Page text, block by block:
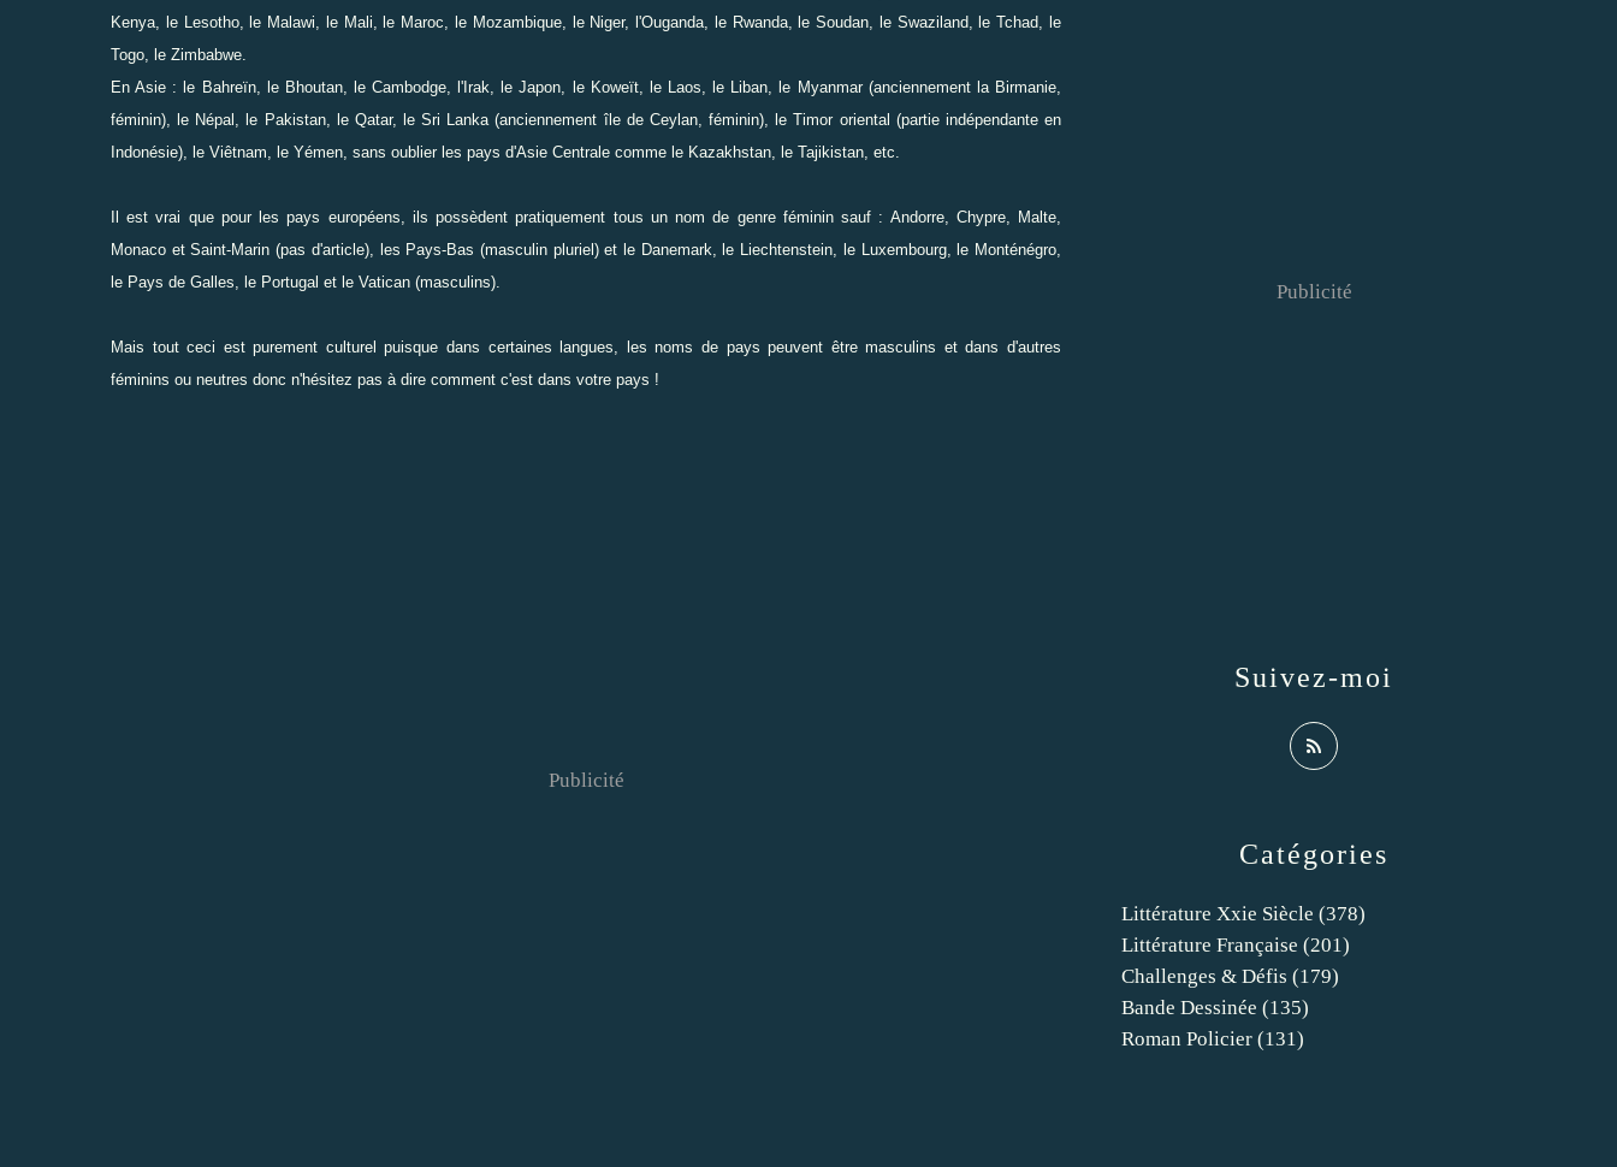
Kenya, le Lesotho, le Malawi, le Mali, le Maroc, le Mozambique, le Niger, l'Ouganda, le Rwanda, le Soudan, le Swaziland, le Tchad, le
Togo, le Zimbabwe.
En Asie : le Bahreïn, le Bhoutan, le Cambodge, l'Irak, le Japon, le Koweït, le Laos, le Liban, le Myanmar (anciennement la Birmanie,
féminin), le Népal, le Pakistan, le Qatar, le Sri Lanka (anciennement île de Ceylan, féminin), le Timor oriental (partie indépendante en
Indonésie), le Viêtnam, le Yémen, sans oublier les pays d'Asie Centrale comme le Kazakhstan, le Tajikistan, etc.
Il est vrai que pour les pays européens, ils possèdent pratiquement tous un nom de genre féminin sauf : Andorre, Chypre, Malte,
Monaco et Saint-Marin (pas d'article), les Pays-Bas (masculin pluriel) et le Danemark, le Liechtenstein, le Luxembourg, le Monténégro,
le Pays de Galles, le Portugal et le Vatican (masculins).
Mais tout ceci est purement culturel puisque dans certaines langues, les noms de pays peuvent être masculins et dans d'autres
féminins ou neutres donc n'hésitez pas à dire comment c'est dans votre pays !
Publicité
Catégories
Littérature Xxie Siècle (378)
Littérature Française (201)
Challenges & Défis (179)
Bande Dessinée (135)
Roman Policier (131)
Suivez-moi
Publicité